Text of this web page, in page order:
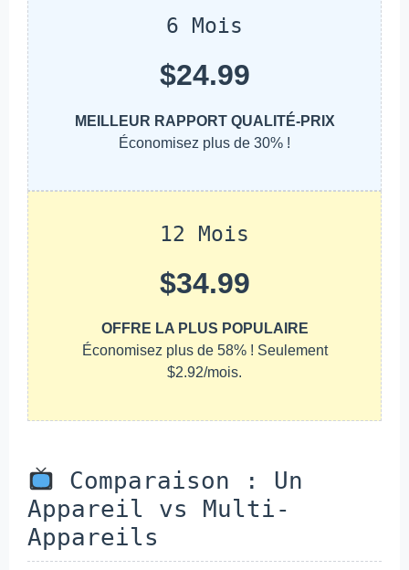
6 Mois
$24.99
MEILLEUR RAPPORT QUALITÉ-PRIX
Économisez plus de 30% !
12 Mois
$34.99
OFFRE LA PLUS POPULAIRE
Économisez plus de 58% ! Seulement
$2.92/mois.
Comparaison : Un
Appareil vs Multi-
Appareils